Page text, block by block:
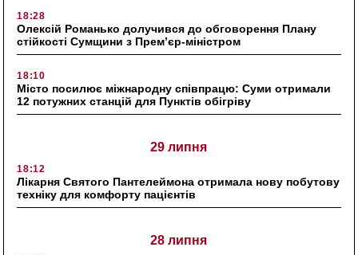
18:28
Олексій Романько долучився до обговорення Плану
стійкості Сумщини з Прем’єр-міністром
18:10
Місто посилює міжнародну співпрацю: Суми отримали
12 потужних станцій для Пунктів обігріву
29 липня
18:12
Лікарня Святого Пантелеймона отримала нову побутову
техніку для комфорту пацієнтів
28 липня